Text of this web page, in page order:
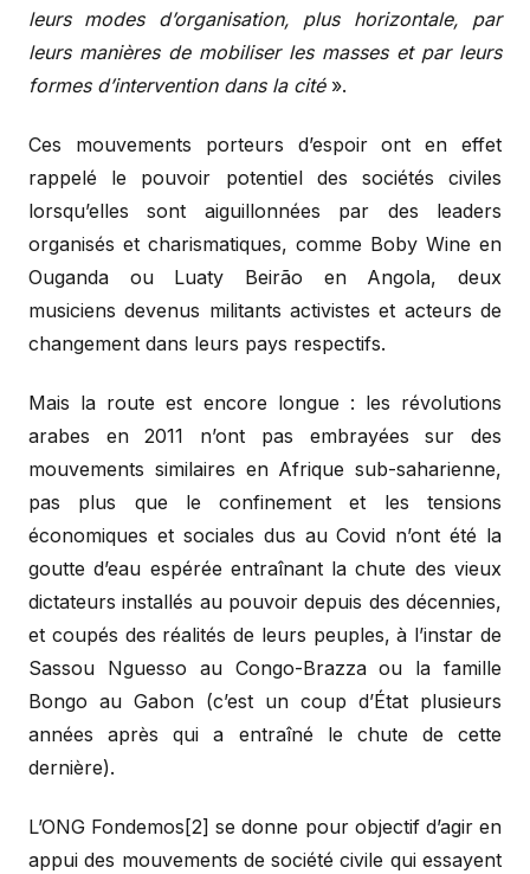
leurs modes d’organisation, plus horizontale, par
leurs manières de mobiliser les masses et par leurs
formes d’intervention dans la cité».
Ces mouvements porteurs d’espoir ont en effet
rappelé le pouvoir potentiel des sociétés civiles
lorsqu’elles sont aiguillonnées par des leaders
organisés et charismatiques, comme Boby Wine en
Ouganda ou Luaty Beirão en Angola, deux
musiciens devenus militants activistes et acteurs de
changement dans leurs pays respectifs.
Mais la route est encore longue : les révolutions
arabes en 2011 n’ont pas embrayées sur des
mouvements similaires en Afrique sub-saharienne,
pas plus que le confinement et les tensions
économiques et sociales dus au Covid n’ont été la
goutte d’eau espérée entraînant la chute des vieux
dictateurs installés au pouvoir depuis des décennies,
et coupés des réalités de leurs peuples, à l’instar de
Sassou Nguesso au Congo-Brazza ou la famille
Bongo au Gabon (c’est un coup d’État plusieurs
années après qui a entraîné le chute de cette
dernière).
L’ONG Fondemos[2] se donne pour objectif d’agir en
appui des mouvements de société civile qui essayent